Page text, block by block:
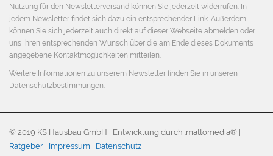
Nutzung für den Newsletterversand können Sie jederzeit widerrufen. In
jedem Newsletter findet sich dazu ein entsprechender Link. Außerdem
können Sie sich jederzeit auch direkt auf dieser Webseite abmelden oder
uns Ihren entsprechenden Wunsch über die am Ende dieses Dokuments
angegebene Kontaktmöglichkeiten mitteilen.
Weitere Informationen zu unserem Newsletter finden Sie in unseren
Datenschutzbestimmungen.
© 2019 KS Hausbau GmbH | Entwicklung durch .mattomedia® |
Ratgeber
Impressum Datenschutz